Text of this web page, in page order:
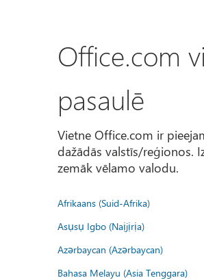
Office.com
pasaulē
Vietne Office.com ir
dažādās valstīs/reģionos.
zemāk vēlamo valodu.
Afrikaans (Suid-Afrika)
Asụsụ Igbo (Naịjịrịa)
Azərbaycan (Azərbaycan)
Bahasa Melayu (Asia Tenggara)